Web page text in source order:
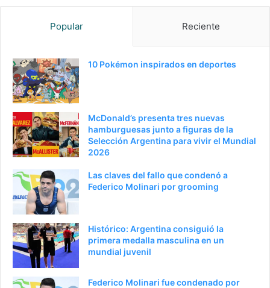
Popular Reciente
10 Pokémon inspirados en deportes
McDonald’s presenta tres nuevas
hamburguesas junto a figuras de la
Selección Argentina para vivir el Mundial
2026
Las claves del fallo que condenó a
Federico Molinari por grooming
Histórico: Argentina consiguió la
primera medalla masculina en un
mundial juvenil
Federico Molinari fue condenado por